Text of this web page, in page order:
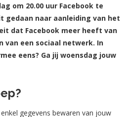
om 20.00 uur Facebook te
gedaan naar aanleiding van het
dat Facebook meer heeft van
van een sociaal netwerk. In
eens? Ga jij woensdag jouw
gegevens bewaren van jouw